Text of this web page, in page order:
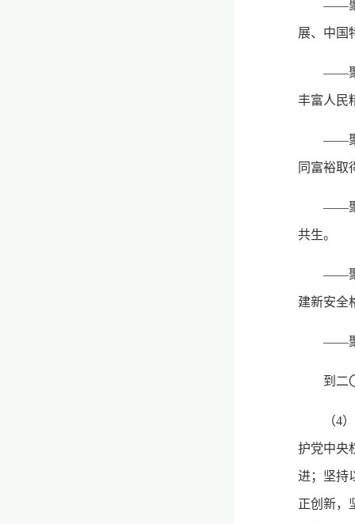
——聚
展、中国
——聚
丰富人民
——聚
同富裕取
——聚
共生。
——聚
建新安全
——聚
到二
（4
护党中央
进；坚持
正创新，